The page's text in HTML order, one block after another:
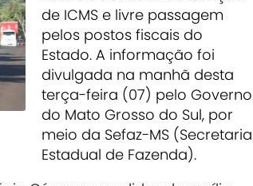
de ICMS e livre passagem
pelos postos fiscais do
Estado. A informação foi
divulgada na manhã desta
terça-feira (07) pelo Governo
do Mato Grosso do Sul, por
meio da Sefaz-MS (Secretaria
Estadual de Fazenda).